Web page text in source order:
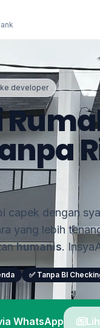
developer
capek dengan
yang lebih
humanis.
✅ Tanpa BI
WhatsApp